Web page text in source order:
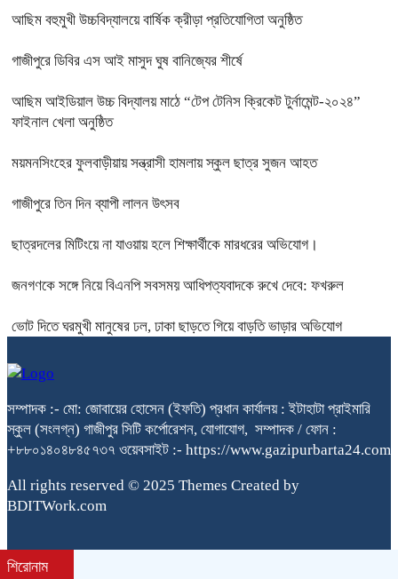
আছিম বহুমুখী উচ্চবিদ্যালয়ে বার্ষিক ক্রীড়া প্রতিযোগিতা অনুষ্ঠিত
গাজীপুরে ডিবির এস আই মাসুদ ঘুষ বানিজ্যের শীর্ষে
আছিম আইডিয়াল উচ্চ বিদ্যালয় মাঠে “টেপ টেনিস ক্রিকেট টুর্নামেন্ট-২০২৪”
ফাইনাল খেলা অনুষ্ঠিত
ময়মনসিংহের ফুলবাড়ীয়ায় সন্ত্রাসী হামলায় স্কুল ছাত্র সুজন আহত
গাজীপুরে তিন দিন ব্যাপী লালন উৎসব
ছাত্রদলের মিটিংয়ে না যাওয়ায় হলে শিক্ষার্থীকে মারধরের অভিযোগ।
জনগণকে সঙ্গে নিয়ে বিএনপি সবসময় আধিপত্যবাদকে রুখে দেবে: ফখরুল
ভোট দিতে ঘরমুখী মানুষের ঢল, ঢাকা ছাড়তে গিয়ে বাড়তি ভাড়ার অভিযোগ
সম্পাদক :- মো: জোবায়ের হোসেন (ইফতি) প্রধান কার্যালয় : ইটাহাটা প্রাইমারি
স্কুল (সংলগ্ন) গাজীপুর সিটি কর্পোরেশন, যোগাযোগ, সম্পাদক / ফোন :
+৮৮০১৪০৪৮৪৫৭৩৭ ওয়েবসাইট :- https://www.gazipurbarta24.com
All rights reserved © 2025 Themes Created by
BDITWork.com
শিরোনাম
bdit.com.bd